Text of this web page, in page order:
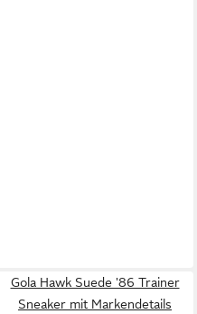
Gola Hawk Suede '86 Trainer
Sneaker mit Markendetails